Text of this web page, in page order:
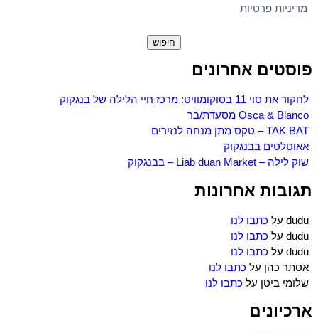
מדיניות פרטיות
פוסטים אחרונים
לחקור את סוי 11 בסוקומוויט: מרכז חיי הלילה של בנגקוק
Osca & Blanco מסעדת/בר
TAK BAT – טקס מתן מנחה לנזירים
אאוטלטים בבנגקוק
שוק לילה – Liab duan Market – בבנגקוק
תגובות אחרונות
dudu על כתבו לנו
dudu על כתבו לנו
dudu על כתבו לנו
אסתר כהן על כתבו לנו
שלומי ביטן על כתבו לנו
ארכיונים